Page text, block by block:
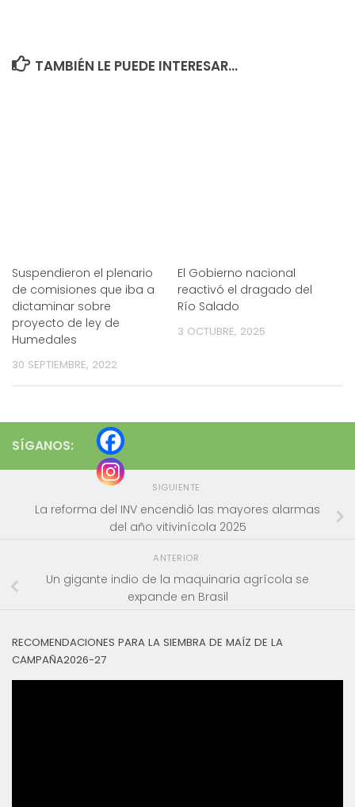
TAMBIÉN LE PUEDE INTERESAR...
Suspendieron el plenario
de comisiones que iba a
dictaminar sobre
proyecto de ley de
Humedales
30 SEPTIEMBRE, 2022
El Gobierno nacional
reactivó el dragado del
Río Salado
3 OCTUBRE, 2025
SÍGANOS:
SIGUIENTE
La reforma del INV encendió las mayores alarmas
del año vitivinícola 2025
ANTERIOR
Un gigante indio de la maquinaria agrícola se
expande en Brasil
RECOMENDACIONES PARA LA SIEMBRA DE MAÍZ DE LA
CAMPAÑA2026-27